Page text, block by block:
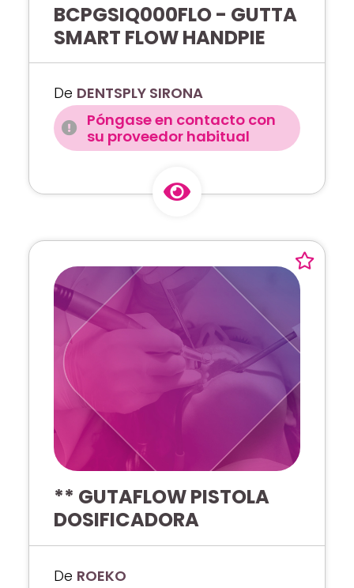
BCPGSIQ000FLO - GUTTA
SMART FLOW HANDPIE
De DENTSPLY SIRONA
Póngase en contacto con
su proveedor habitual
** GUTAFLOW PISTOLA
DOSIFICADORA
De ROEKO